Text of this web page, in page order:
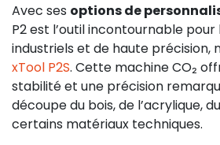
Avec ses options de
P2 est l’outil incontournable
industriels et de haute précision,
xTool P2S. Cette machine CO₂
stabilité et une précision
découpe du bois, de l’acrylique,
certains matériaux techniques.